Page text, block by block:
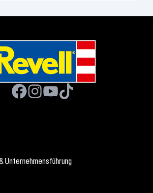
Unternehmensführung